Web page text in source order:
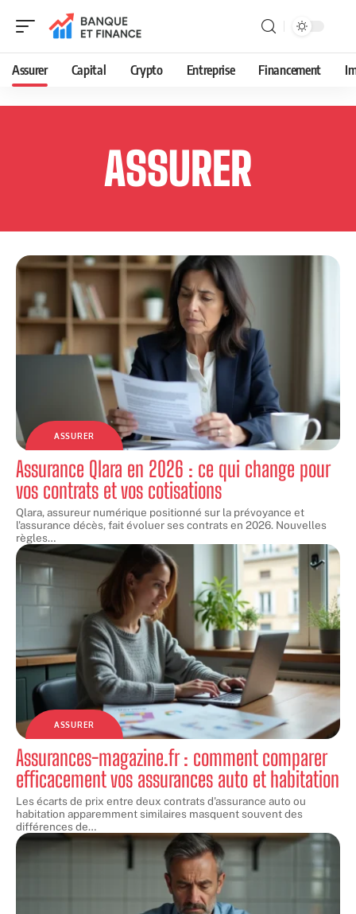
Assurer Capital Crypto Entreprise Financement
ASSURER
ASSURER
Assurance Qlara en 2026 : ce qui change pour
vos contrats et vos cotisations
Qlara, assureur numérique positionné sur la prévoyance et
l'assurance décès, fait évoluer ses contrats en 2026. Nouvelles
règles…
ASSURER
Assurances-magazine.fr : comment comparer
efficacement vos assurances auto et habitation
Les écarts de prix entre deux contrats d'assurance auto ou
habitation apparemment similaires masquent souvent des
différences de…